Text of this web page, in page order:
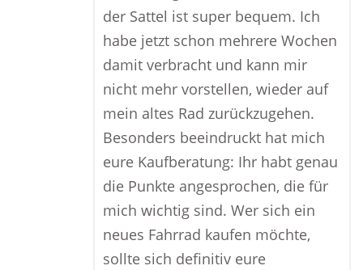
der Sattel ist super bequem. Ich
habe jetzt schon mehrere Wochen
damit verbracht und kann mir
nicht mehr vorstellen, wieder auf
mein altes Rad zurückzugehen.
Besonders beeindruckt hat mich
eure Kaufberatung: Ihr habt genau
die Punkte angesprochen, die für
mich wichtig sind. Wer sich ein
neues Fahrrad kaufen möchte,
sollte sich definitiv eure